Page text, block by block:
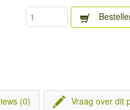
(0) Vraag over dit